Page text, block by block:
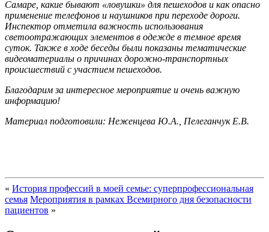
Самаре, какие бывают «ловушки» для пешеходов и как опасно
применение телефонов и наушников при переходе дороги.
Инспектор отметила важность использования
светоотражающих элементов в одежде в темное время
суток. Также в ходе беседы были показаны тематические
видеоматериалы о причинах дорожно-транспортных
происшествий с участием пешеходов.
Благодарим за интересное мероприятие и очень важную
информацию!
Материал подготовили: Неженцева Ю.А., Пелеганчук Е.В.
« История профессий в моей семье: суперпрофессиональная
семья Мероприятия в рамках Всемирного дня безопасности
пациентов »